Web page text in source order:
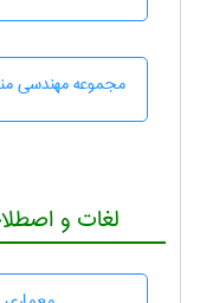
مجموعه مهندسی
لغات و